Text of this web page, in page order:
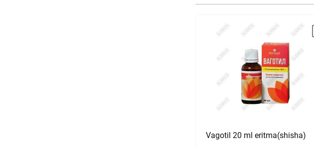
Vagotil 20 ml eritma(shisha)